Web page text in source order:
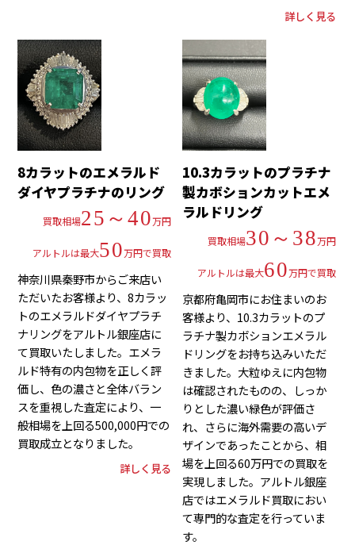
詳しく見る
8カラットのエメラルド
ダイヤプラチナのリング
買取相場25～40万円
アルトルは最大50万円で買取
神奈川県秦野市からご来店い
ただいたお客様より、8カラッ
トのエメラルドダイヤプラチ
ナリングをアルトル銀座店に
て買取いたしました。エメラ
ルド特有の内包物を正しく評
価し、色の濃さと全体バラン
スを重視した査定により、一
般相場を上回る500,000円での
買取成立となりました。
詳しく見る
10.3カラットのプラチナ
製カボションカットエメ
ラルドリング
買取相場30～38万円
アルトルは最大60万円で買取
京都府亀岡市にお住まいのお
客様より、10.3カラットのプ
ラチナ製カボションエメラル
ドリングをお持ち込みいただ
きました。大粒ゆえに内包物
は確認されたものの、しっか
りとした濃い緑色が評価さ
れ、さらに海外需要の高いデ
ザインであったことから、相
場を上回る60万円での買取を
実現しました。アルトル銀座
店ではエメラルド買取におい
て専門的な査定を行っていま
す。